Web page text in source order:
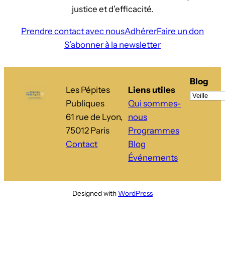
justice et d’efficacité.
Prendre contact avec nousAdhérerFaire un don
S’abonner à la newsletter
Les Pépites
Publiques
61 rue de Lyon,
75012 Paris
Contact
Liens utiles
Qui sommes-
nous
Programmes
Blog
Événements
Blog
Designed withWordPress